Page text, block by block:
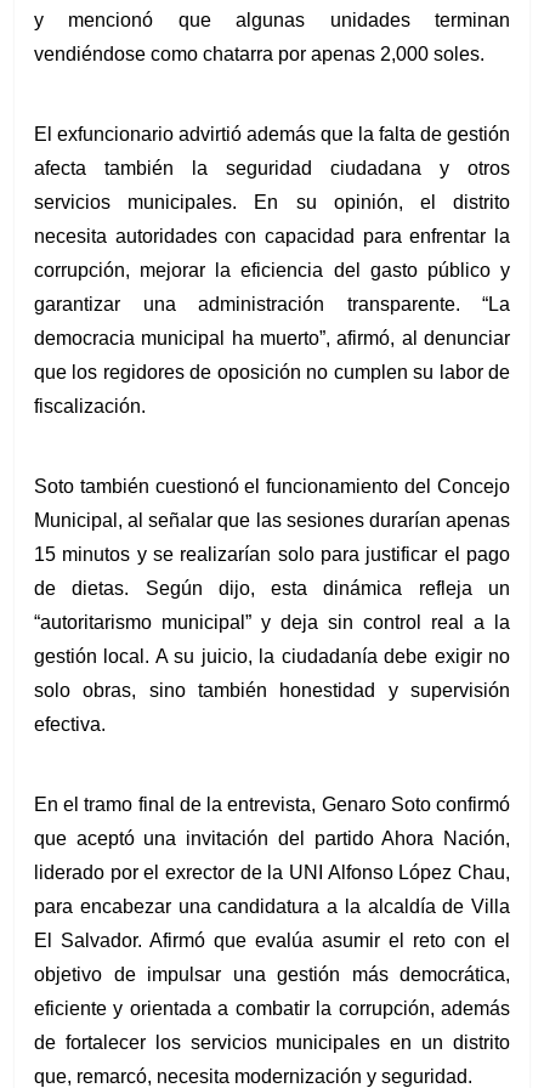
y mencionó que algunas unidades terminan
vendiéndose como chatarra por apenas 2,000 soles.
El exfuncionario advirtió además que la falta de gestión
afecta también la seguridad ciudadana y otros
servicios municipales. En su opinión, el distrito
necesita autoridades con capacidad para enfrentar la
corrupción, mejorar la eficiencia del gasto público y
garantizar una administración transparente. “La
democracia municipal ha muerto”, afirmó, al denunciar
que los regidores de oposición no cumplen su labor de
fiscalización.
Soto también cuestionó el funcionamiento del Concejo
Municipal, al señalar que las sesiones durarían apenas
15 minutos y se realizarían solo para justificar el pago
de dietas. Según dijo, esta dinámica refleja un
“autoritarismo municipal” y deja sin control real a la
gestión local. A su juicio, la ciudadanía debe exigir no
solo obras, sino también honestidad y supervisión
efectiva.
En el tramo final de la entrevista, Genaro Soto confirmó
que aceptó una invitación del partido Ahora Nación,
liderado por el exrector de la UNI Alfonso López Chau,
para encabezar una candidatura a la alcaldía de Villa
El Salvador. Afirmó que evalúa asumir el reto con el
objetivo de impulsar una gestión más democrática,
eficiente y orientada a combatir la corrupción, además
de fortalecer los servicios municipales en un distrito
que, remarcó, necesita modernización y seguridad.